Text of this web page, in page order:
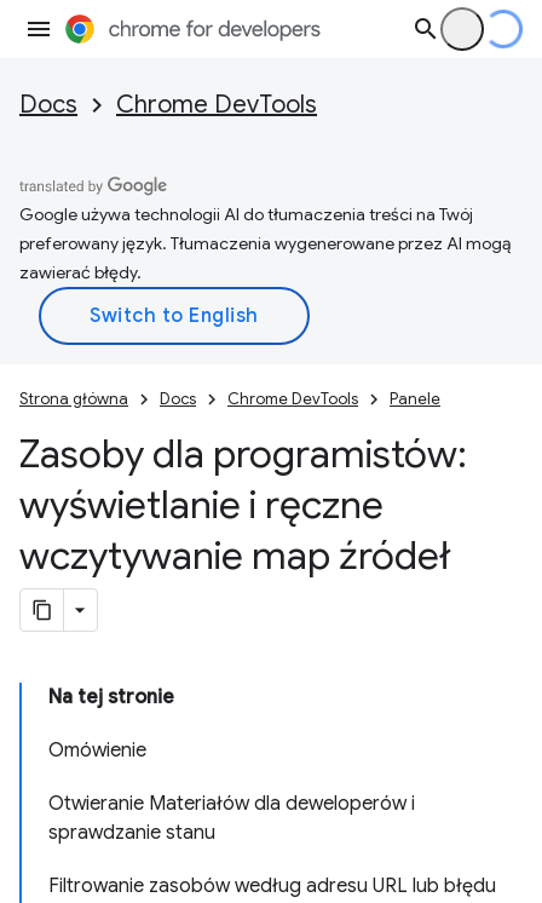
Docs Chrome DevTools
Google używa technologii AI do tłumaczenia treści na Twój
preferowany język. Tłumaczenia wygenerowane przez AI mogą
zawierać błędy.
Strona główna Docs Chrome DevTools Panele
Zasoby dla programistów:
wyświetlanie i ręczne
wczytywanie map źródeł
Na tej stronie
Omówienie
Otwieranie Materiałów dla deweloperów i
sprawdzanie stanu
Filtrowanie zasobów według adresu URL lub błędu